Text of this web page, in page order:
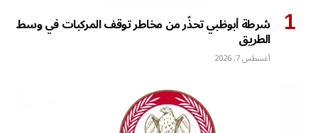
شرطة أبوظبي تحذّر من مخاطر توقف المركبات في وسط
الطريق
أغسطس 7, 2026